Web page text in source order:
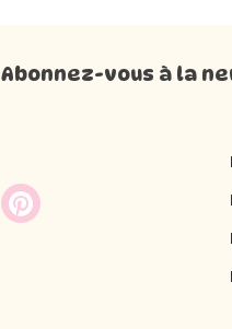
Abonnez-vous à la